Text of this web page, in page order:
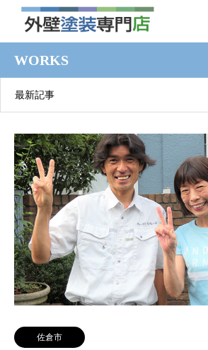
WORKS
最新記事
佐倉市